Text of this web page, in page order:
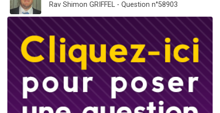
Rav Shimon GRIFFEL - Question n°58903